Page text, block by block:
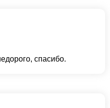
спасибо.